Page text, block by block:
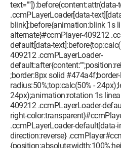
.ccmPLayerLoader[data-
blink]:before{animation:blink 1s
alternate}#ccmPlayer-409212
default[data-
409212 .ccmPLayerLoader-
;border:8px solid
radius:50%;top:calc(50% -
24px);animation:rotation 1s
409212 .ccmPLayerLoader-
right-
.ccmPLayerLoader-default[data-
direction:reverse}